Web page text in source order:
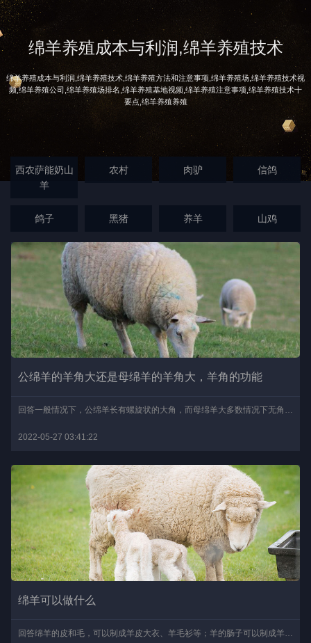
绵羊养殖成本与利润,绵羊养殖技术
绵羊养殖成本与利润,绵羊养殖技术,绵羊养殖方法和注意事项,绵羊养殖场,绵羊养殖技术视
频,绵羊养殖公司,绵羊养殖场排名,绵羊养殖基地视频,绵羊养殖注意事项,绵羊养殖技术十
要点,绵羊养殖养殖
西农萨能奶山
羊
农村 肉驴 信鸽
鸽子 黑猪 养羊 山鸡
公绵羊的羊角大还是母绵羊的羊角大，羊角的功能
回答一般情况下，公绵羊长有螺旋状的大角，而母绵羊大多数情况下无角，少数情况下有细小的犄角。绵羊有无犄角与基因型有关，若基因型为mm的绵羊，公绵羊和母绵羊均无角，若..
2022-05-27 03:41:22
绵羊可以做什么